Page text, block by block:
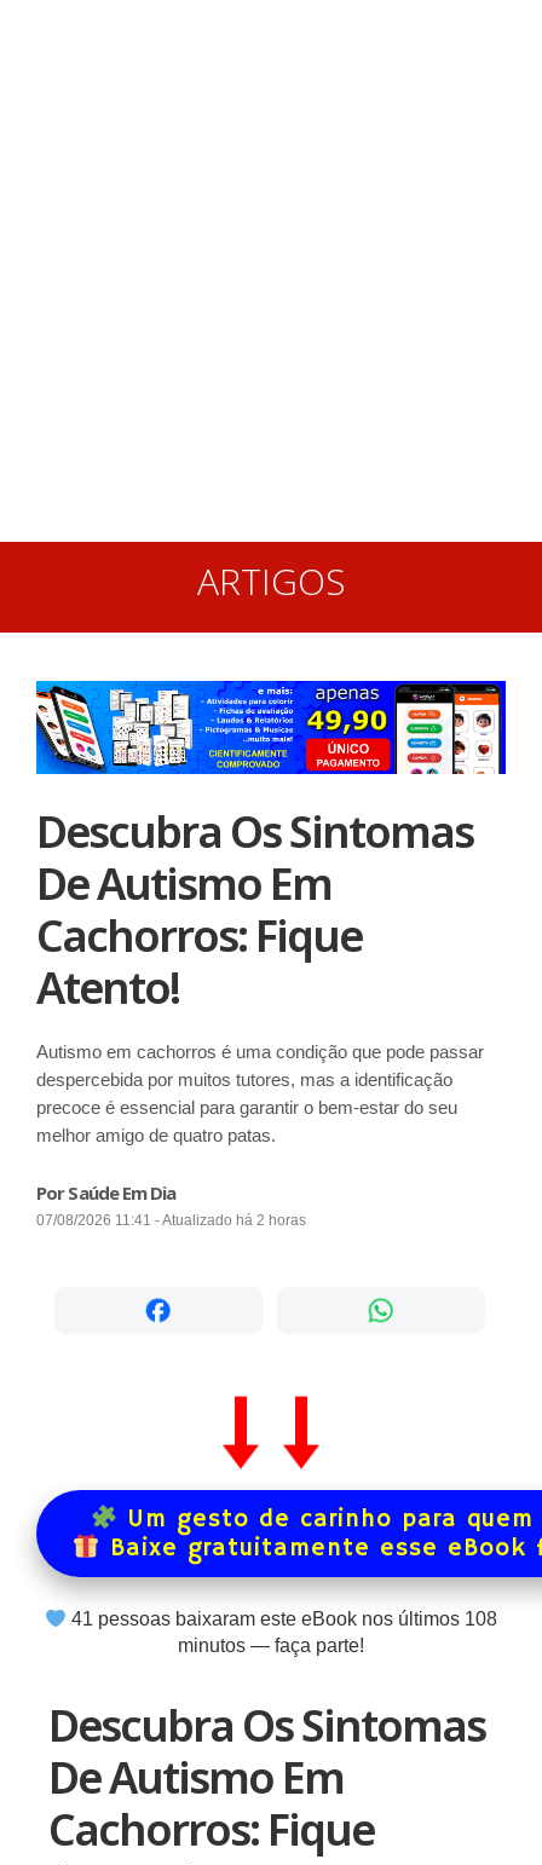
ARTIGOS
Descubra Os Sintomas
De Autismo Em
Cachorros: Fique
Atento!
Autismo em cachorros é uma condição que pode passar
despercebida por muitos tutores, mas a identificação
precoce é essencial para garantir o bem-estar do seu
melhor amigo de quatro patas.
Por Saúde Em Dia
07/08/2026 11:41 - Atualizado há 2 horas
Um gesto de carinho para
Baixe gratuitamente esse
41 pessoas baixaram este eBook nos últimos 108
minutos — faça parte!
Descubra Os Sintomas
De Autismo Em
Cachorros: Fique